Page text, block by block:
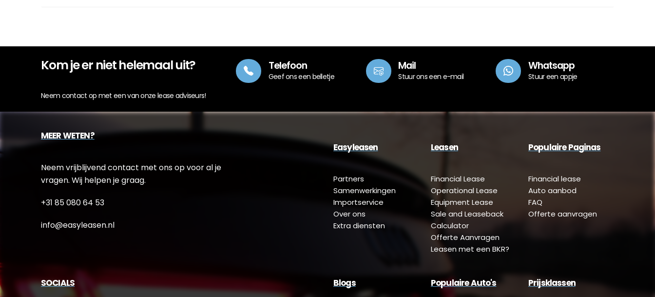
Kom je er niet helemaal uit?
Neem contact op met een van onze lease adviseurs!
Telefoon
Geef ons een belletje
Mail
Stuur ons een e-mail
Whatsapp
Stuur een appje
MEER WETEN?
Neem vrijblijvend contact met ons op voor al je
vragen. Wij helpen je graag.
+31 85 080 64 53
info@easyleasen.nl
Easyleasen
Partners
Samenwerkingen
Importservice
Over ons
Extra diensten
Leasen
Financial Lease
Operational Lease
Equipment Lease
Sale and Leaseback
Calculator
Offerte Aanvragen
Leasen met een BKR?
Populaire Paginas
Financial lease
Auto aanbod
FAQ
Offerte aanvragen
SOCIALS Blogs Populaire Auto's Prijsklassen